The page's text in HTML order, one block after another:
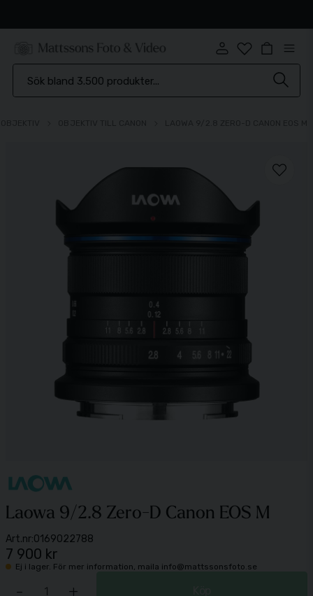
Laowa 9/2.8 Zero-D Canon EOS M
Art.nr:0169022788
7 900 kr
Ej i lager. För mer information, maila info@mattssonsfoto.se
- +